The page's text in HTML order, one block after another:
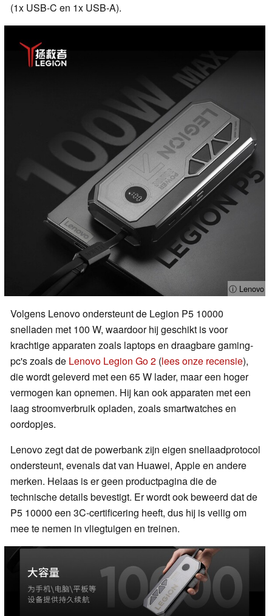
(1x USB-C en 1x USB-A).
ⓘ Lenovo
Volgens Lenovo ondersteunt de Legion P5 10000
snelladen met 100 W, waardoor hij geschikt is voor
krachtige apparaten zoals laptops en draagbare gaming-
pc's zoals de Lenovo Legion Go 2 (lees onze recensie),
die wordt geleverd met een 65 W lader, maar een hoger
vermogen kan opnemen. Hij kan ook apparaten met een
laag stroomverbruik opladen, zoals smartwatches en
oordopjes.
Lenovo zegt dat de powerbank zijn eigen snellaadprotocol
ondersteunt, evenals dat van Huawei, Apple en andere
merken. Helaas is er geen productpagina die de
technische details bevestigt. Er wordt ook beweerd dat de
P5 10000 een 3C-certificering heeft, dus hij is veilig om
mee te nemen in vliegtuigen en treinen.